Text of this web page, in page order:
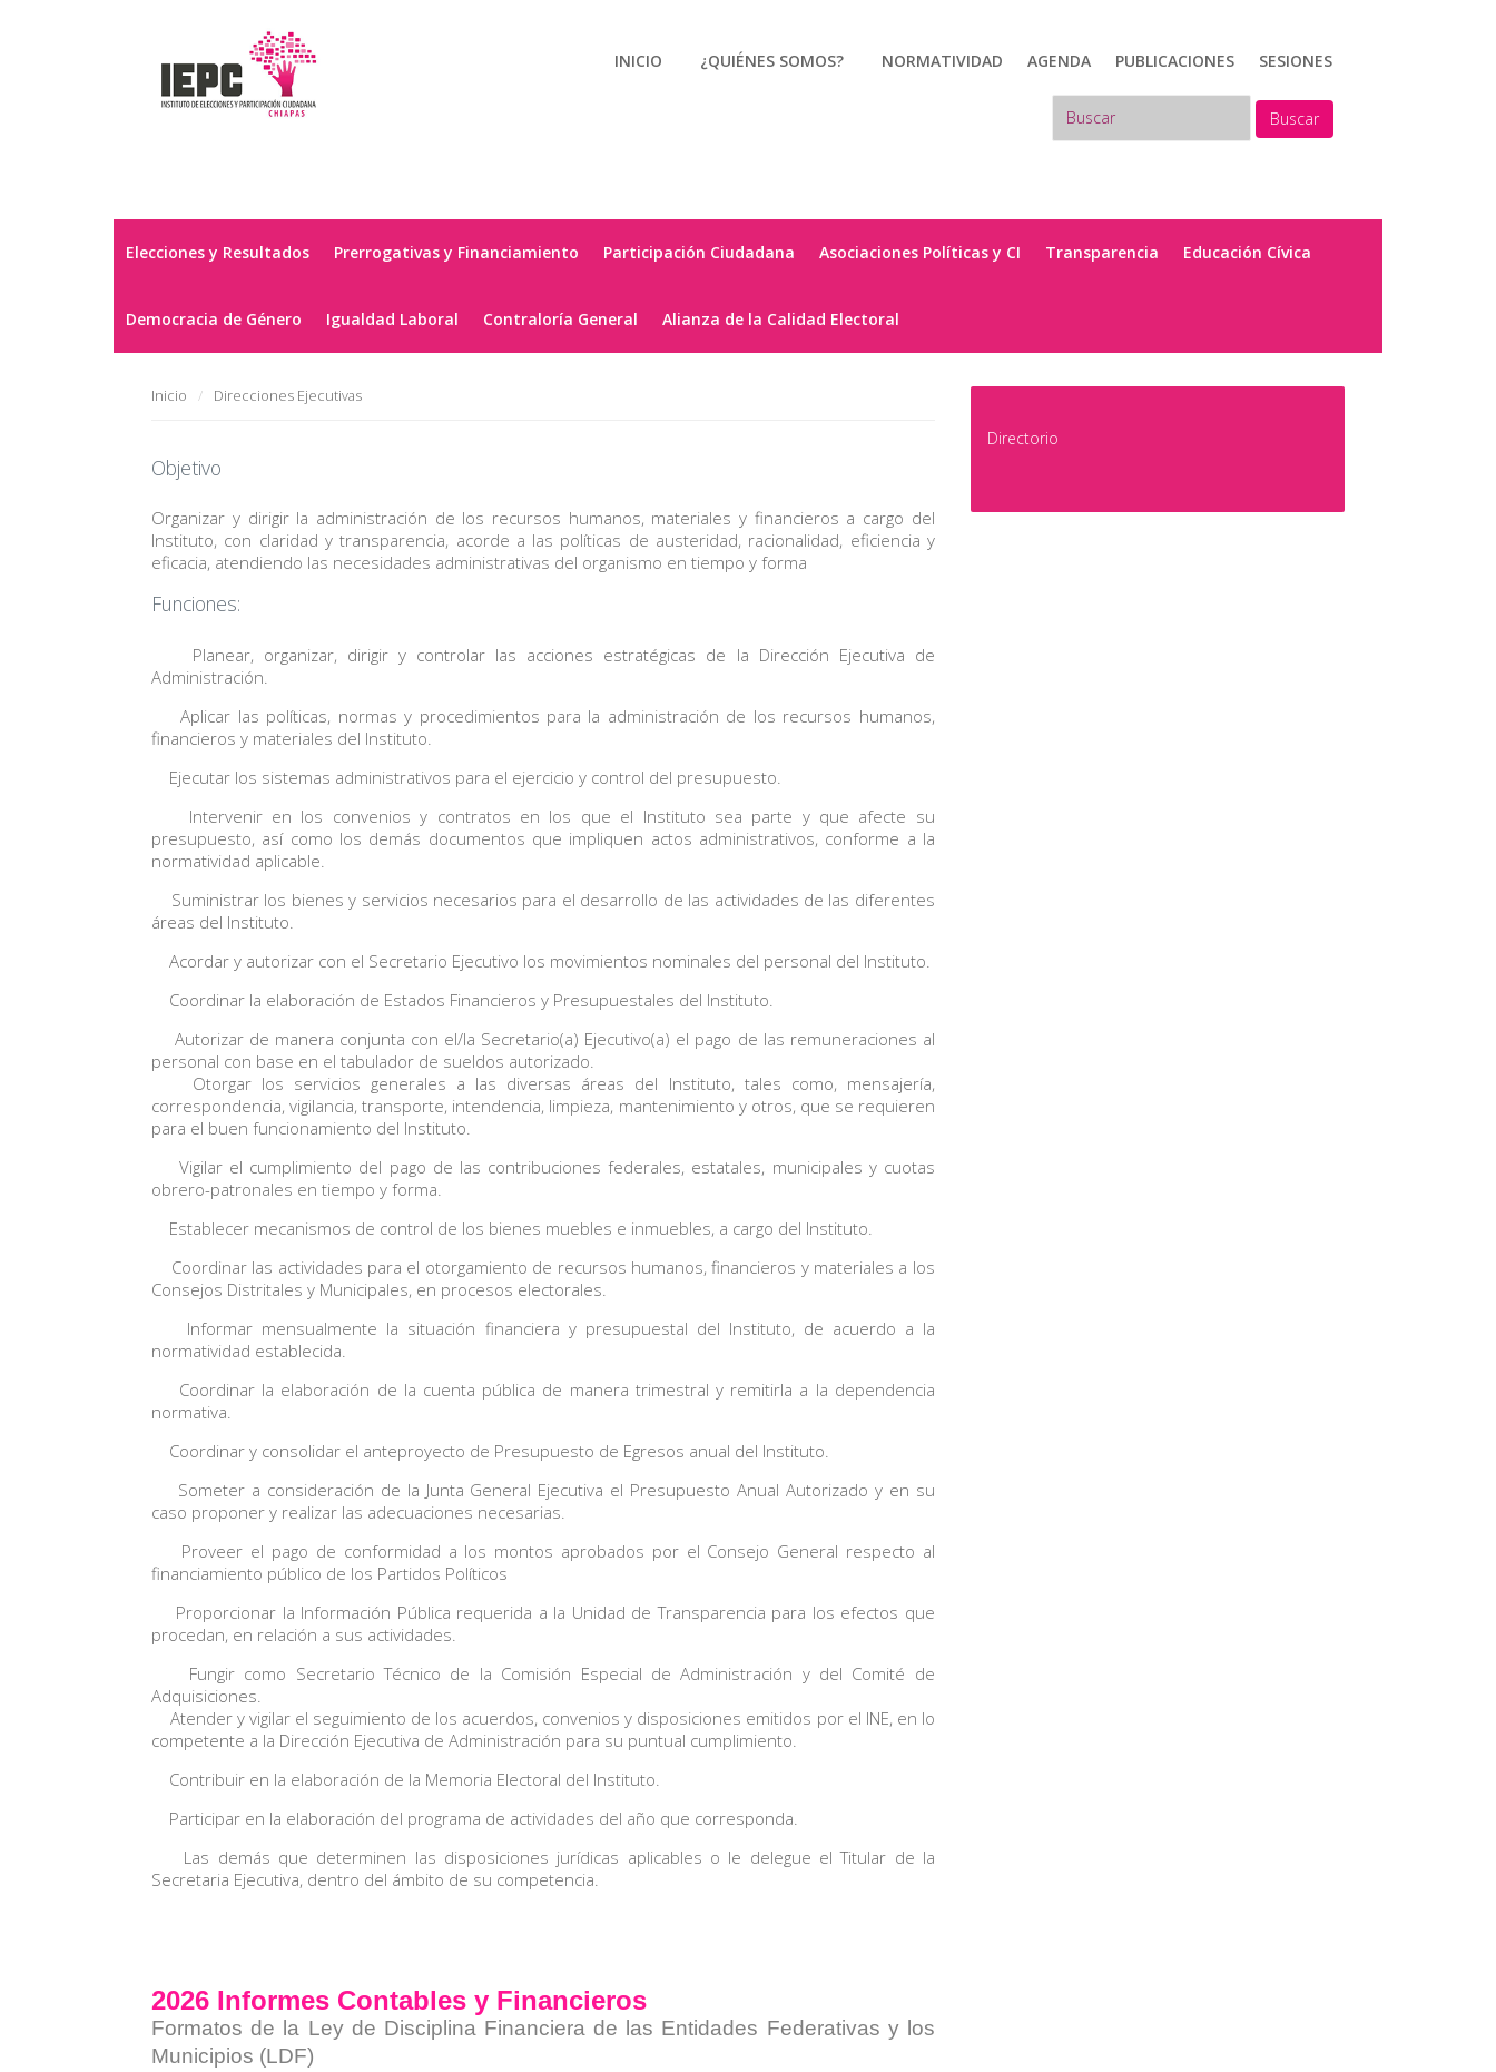
INICIO ¿QUIÉNES SOMOS? NORMATIVIDAD AGENDA PUBLICACIONES SESIONES
Buscar
Elecciones y Resultados Prerrogativas y Financiamiento Participación Ciudadana Asociaciones Políticas y CI Transparencia Educación Cívica
Democracia de Género Igualdad Laboral Contraloría General Alianza de la Calidad Electoral
Inicio Direcciones Ejecutivas
Objetivo
Organizar y dirigir la administración de los recursos humanos, materiales y financieros a cargo del
Instituto, con claridad y transparencia, acorde a las políticas de austeridad, racionalidad, eficiencia y
eficacia, atendiendo las necesidades administrativas del organismo en tiempo y forma
Funciones:
Planear, organizar, dirigir y controlar las acciones estratégicas de la Dirección Ejecutiva de
Administración.
Aplicar las políticas, normas y procedimientos para la administración de los recursos humanos,
financieros y materiales del Instituto.
Ejecutar los sistemas administrativos para el ejercicio y control del presupuesto.
Intervenir en los convenios y contratos en los que el Instituto sea parte y que afecte su
presupuesto, así como los demás documentos que impliquen actos administrativos, conforme a la
normatividad aplicable.
Suministrar los bienes y servicios necesarios para el desarrollo de las actividades de las diferentes
áreas del Instituto.
Acordar y autorizar con el Secretario Ejecutivo los movimientos nominales del personal del Instituto.
Coordinar la elaboración de Estados Financieros y Presupuestales del Instituto.
Autorizar de manera conjunta con el/la Secretario(a) Ejecutivo(a) el pago de las remuneraciones al
personal con base en el tabulador de sueldos autorizado.
Otorgar los servicios generales a las diversas áreas del Instituto, tales como, mensajería,
correspondencia, vigilancia, transporte, intendencia, limpieza, mantenimiento y otros, que se requieren
para el buen funcionamiento del Instituto.
Vigilar el cumplimiento del pago de las contribuciones federales, estatales, municipales y cuotas
obrero-patronales en tiempo y forma.
Establecer mecanismos de control de los bienes muebles e inmuebles, a cargo del Instituto.
Coordinar las actividades para el otorgamiento de recursos humanos, financieros y materiales a los
Consejos Distritales y Municipales, en procesos electorales.
Informar mensualmente la situación financiera y presupuestal del Instituto, de acuerdo a la
normatividad establecida.
Coordinar la elaboración de la cuenta pública de manera trimestral y remitirla a la dependencia
normativa.
Coordinar y consolidar el anteproyecto de Presupuesto de Egresos anual del Instituto.
Someter a consideración de la Junta General Ejecutiva el Presupuesto Anual Autorizado y en su
caso proponer y realizar las adecuaciones necesarias.
Proveer el pago de conformidad a los montos aprobados por el Consejo General respecto al
financiamiento público de los Partidos Políticos
Proporcionar la Información Pública requerida a la Unidad de Transparencia para los efectos que
procedan, en relación a sus actividades.
Fungir como Secretario Técnico de la Comisión Especial de Administración y del Comité de
Adquisiciones.
Atender y vigilar el seguimiento de los acuerdos, convenios y disposiciones emitidos por el INE, en lo
competente a la Dirección Ejecutiva de Administración para su puntual cumplimiento.
Contribuir en la elaboración de la Memoria Electoral del Instituto.
Participar en la elaboración del programa de actividades del año que corresponda.
Las demás que determinen las disposiciones jurídicas aplicables o le delegue el Titular de la
Secretaria Ejecutiva, dentro del ámbito de su competencia.
2026 Informes Contables y Financieros
Formatos de la Ley de Disciplina Financiera de las Entidades Federativas y los
Municipios (LDF)
Directorio